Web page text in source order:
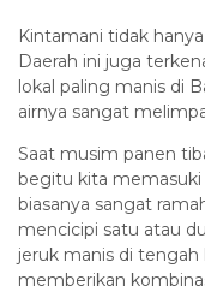
Kintamani tidak
Daerah ini juga
lokal paling manis di
airnya sangat
Saat musim panen
begitu kita
biasanya sangat
mencicipi satu atau
jeruk manis di
memberikan